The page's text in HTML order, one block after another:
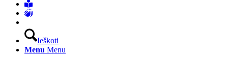
Ieškoti
Menu Menu